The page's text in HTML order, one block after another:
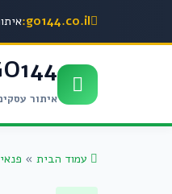
go144.co.il:
איתור
עמוד הבית » פנאי